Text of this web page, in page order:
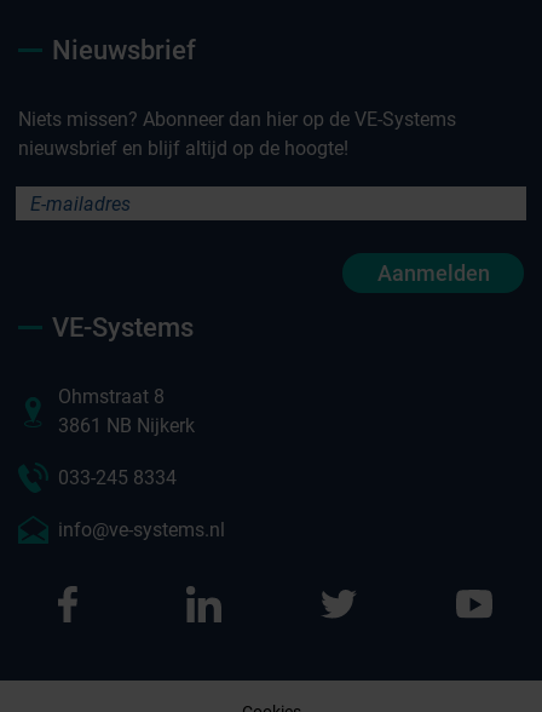
Nieuwsbrief
Niets missen? Abonneer dan hier op de VE-Systems
nieuwsbrief en blijf altijd op de hoogte!
Aanmelden
VE-Systems
Ohmstraat 8
3861 NB Nijkerk
033-245 8334
info@ve-systems.nl